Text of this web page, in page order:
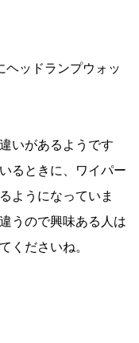
ヘッドランプウォッ
いがあるようです
るときに、ワイパー
ようになっていま
うので興味ある人は
くださいね。